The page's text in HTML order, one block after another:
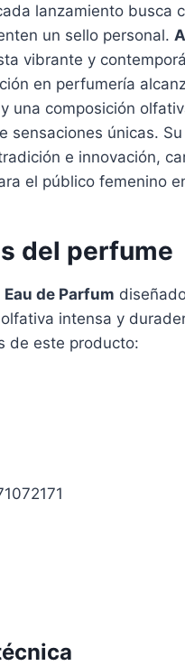
lanzamiento busca
un sello personal.
vibrante y
en perfumería
una composición
sensaciones únicas.
e innovación,
el público femenino
del perfume
Eau de Parfum
intensa y
de este producto: